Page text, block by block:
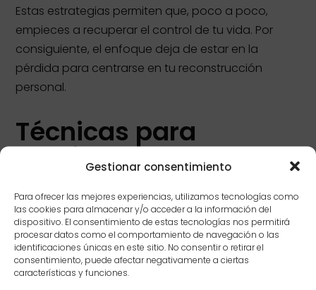
Gestionar consentimiento
Para ofrecer las mejores experiencias, utilizamos tecnologías como
las cookies para almacenar y/o acceder a la información del
dispositivo. El consentimiento de estas tecnologías nos permitirá
procesar datos como el comportamiento de navegación o las
identificaciones únicas en este sitio. No consentir o retirar el
consentimiento, puede afectar negativamente a ciertas
características y funciones.
Estas estrategias permiten que, poco a poco,
empieces a recuperar el control de tu vida. Por
consiguiente, el enfoque deja de estar en la
pérdida para centrarse en tu reconstrucción
personal.
Técnicas para
gestionar la culpa y la
rumiación
Uno de los mayores obstáculos en el divorcio es la
fragmentación de la identidad.Durante mucho
tiempo, tu «yo» estuvo ligado a un «nosotros». Por
esta razón, es vital iniciar un proceso de